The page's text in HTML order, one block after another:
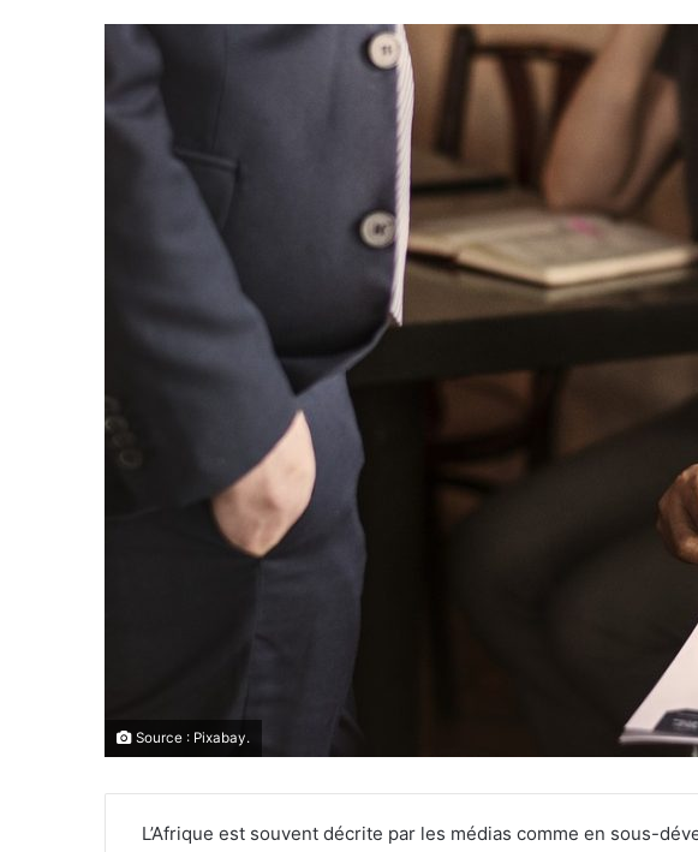
Source : Pixabay.
L’Afrique est souvent décrite par les médias comme en sous-